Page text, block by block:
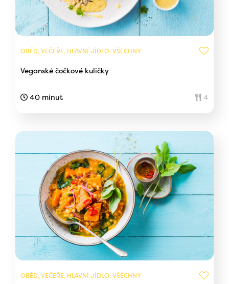
OBĚD, VEČEŘE, HLAVNÍ JÍDLO, VŠECHNY
Veganské čočkové kuličky
40 minut 4
OBĚD, VEČEŘE, HLAVNÍ JÍDLO, VŠECHNY